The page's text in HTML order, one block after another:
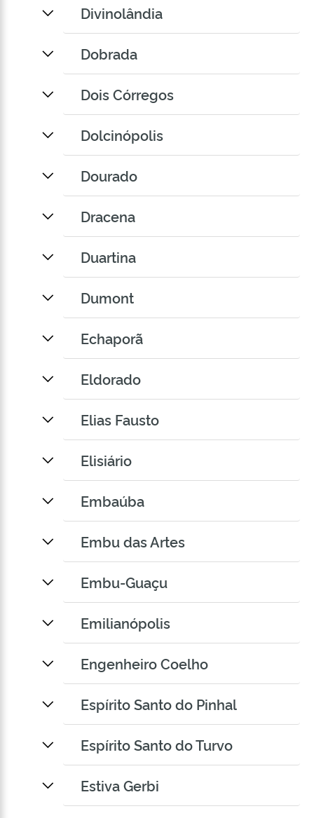
Divinolândia
Dobrada
Dois Córregos
Dolcinópolis
Dourado
Dracena
Duartina
Dumont
Echaporã
Eldorado
Elias Fausto
Elisiário
Embaúba
Embu das Artes
Embu-Guaçu
Emilianópolis
Engenheiro Coelho
Espírito Santo do Pinhal
Espírito Santo do Turvo
Estiva Gerbi